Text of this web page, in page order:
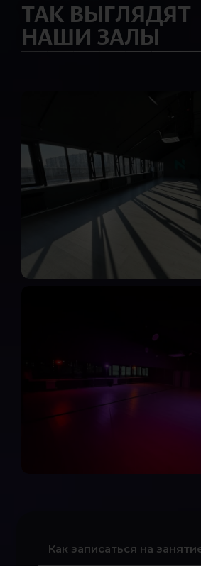
ТАК ВЫГЛЯДЯТ
НАШИ ЗАЛЫ
Как записаться на